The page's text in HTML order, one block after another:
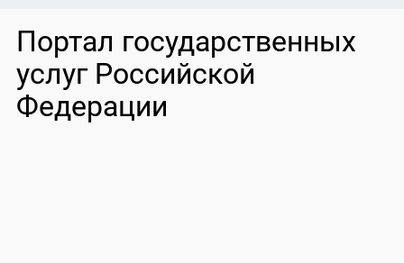
Портал государственных
услуг Российской
Федерации